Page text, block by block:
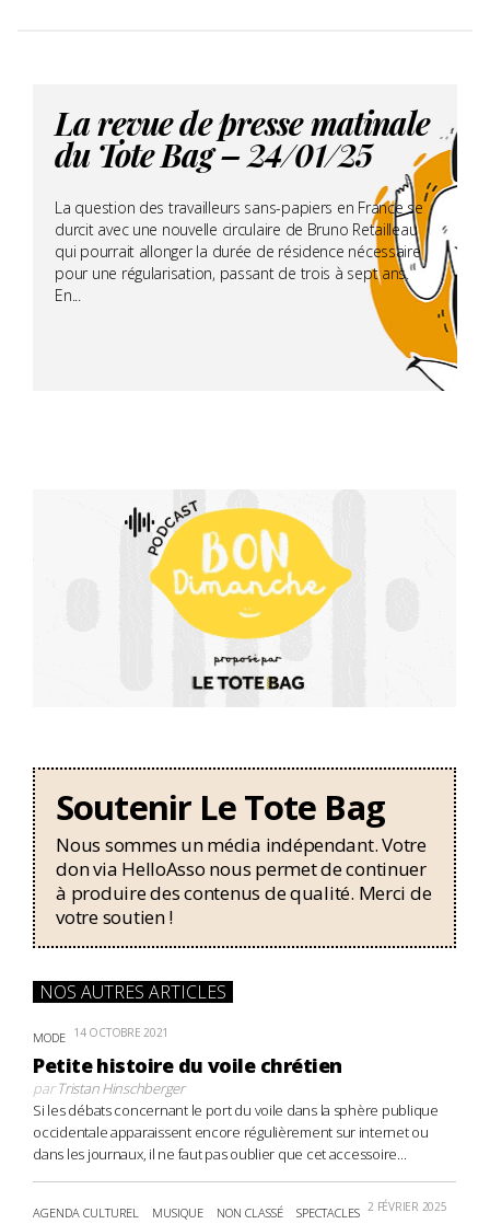
La revue de presse matinale
du Tote Bag – 24/01/25
La question des travailleurs sans-papiers en France se
durcit avec une nouvelle circulaire de Bruno Retailleau
qui pourrait allonger la durée de résidence nécessaire
pour une régularisation, passant de trois à sept ans.
En...
Soutenir Le Tote Bag
Nous sommes un média indépendant. Votre
don via HelloAsso nous permet de continuer
à produire des contenus de qualité. Merci de
votre soutien !
NOS AUTRES ARTICLES
MODE 14 OCTOBRE 2021
Petite histoire du voile chrétien
parTristan Hinschberger
Si les débats concernant le port du voile dans la sphère publique
occidentale apparaissent encore régulièrement sur internet ou
dans les journaux, il ne faut pas oublier que cet accessoire...
AGENDA CULTUREL MUSIQUE NON CLASSÉ SPECTACLES 2 FÉVRIER 2025